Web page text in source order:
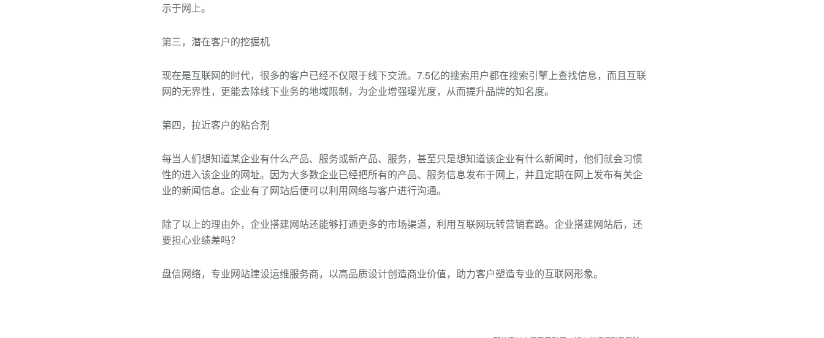
示于网上。
第三，潜在客户的挖掘机
现在是互联网的时代，很多的客户已经不仅限于线下交流。7.5亿的搜索用户都在搜索引擎上查找信息，而且互联
网的无界性，更能去除线下业务的地域限制，为企业增强曝光度，从而提升品牌的知名度。
第四，拉近客户的粘合剂
每当人们想知道某企业有什么产品、服务或新产品、服务，甚至只是想知道该企业有什么新闻时，他们就会习惯
性的进入该企业的网址。因为大多数企业已经把所有的产品、服务信息发布于网上，并且定期在网上发布有关企
业的新闻信息。企业有了网站后便可以利用网络与客户进行沟通。
除了以上的理由外，企业搭建网站还能够打通更多的市场渠道，利用互联网玩转营销套路。企业搭建网站后，还
要担心业绩差吗？
盘信网络，专业网站建设运维服务商，以高品质设计创造商业价值，助力客户塑造专业的互联网形象。